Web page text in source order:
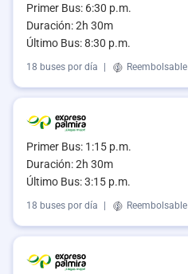
Primer Bus: 6:30 p.m.
Duración: 2h 30m
Último Bus: 8:30 p.m.
18 buses por día | Reembolsable
Primer Bus: 1:15 p.m.
Duración: 2h 30m
Último Bus: 3:15 p.m.
18 buses por día Reembolsable